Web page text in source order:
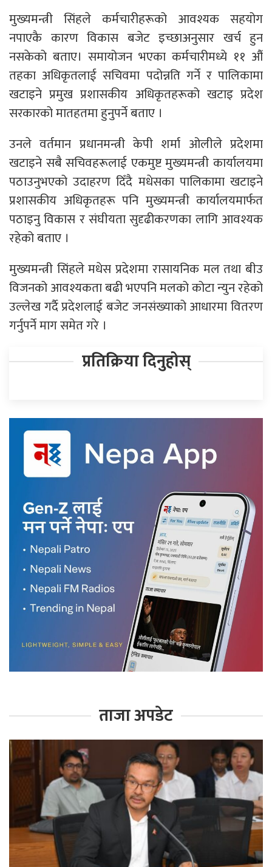
मुख्यमन्त्री सिंहले कर्मचारीहरूको आवश्यक सहयोग
नपाएकै कारण विकास बजेट इच्छाअनुसार खर्च हुन
नसकेको बताए। समायोजन भएका कर्मचारीमध्ये ११ औं
तहका अधिकृतलाई सचिवमा पदोन्नति गर्ने र पालिकामा
खटाइने प्रमुख प्रशासकीय अधिकृतहरूको खटाइ प्रदेश
सरकारको मातहतमा हुनुपर्ने बताए ।
उनले वर्तमान प्रधानमन्त्री केपी शर्मा ओलीले प्रदेशमा
खटाइने सबै सचिवहरूलाई एकमुष्ट मुख्यमन्त्री कार्यालयमा
पठाउनुभएको उदाहरण दिँदै मधेसका पालिकामा खटाइने
प्रशासकीय अधिकृतहरू पनि मुख्यमन्त्री कार्यालयमार्फत
पठाइनु विकास र संघीयता सुदृढीकरणका लागि आवश्यक
रहेको बताए ।
मुख्यमन्त्री सिंहले मधेस प्रदेशमा रासायनिक मल तथा बीउ
विजनको आवश्यकता बढी भएपनि मलको कोटा न्युन रहेको
उल्लेख गर्दै प्रदेशलाई बजेट जनसंख्याको आधारमा वितरण
गर्नुपर्ने माग समेत गरे ।
प्रतिक्रिया दिनुहोस्
ताजा अपडेट